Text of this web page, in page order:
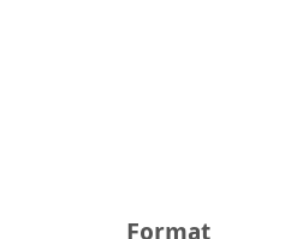
Sélectionnez
Format